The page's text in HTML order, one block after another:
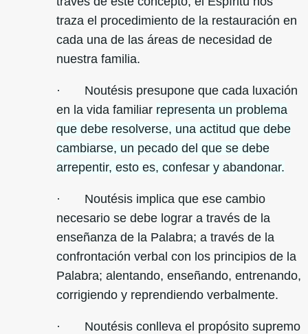
traza el procedimiento de la restauración en
cada una de las áreas de necesidad de
nuestra familia.
· Noutésis presupone que cada luxación
en la vida familiar representa un problema
que debe resolverse, una actitud que debe
cambiarse, un pecado del que se debe
arrepentir, esto es, confesar y abandonar.
· Noutésis implica que ese cambio
necesario se debe lograr a través de la
enseñanza de la Palabra; a través de la
confrontación verbal con los principios de la
Palabra; alentando, enseñando, entrenando,
corrigiendo y reprendiendo verbalmente.
· Noutésis conlleva el propósito supremo